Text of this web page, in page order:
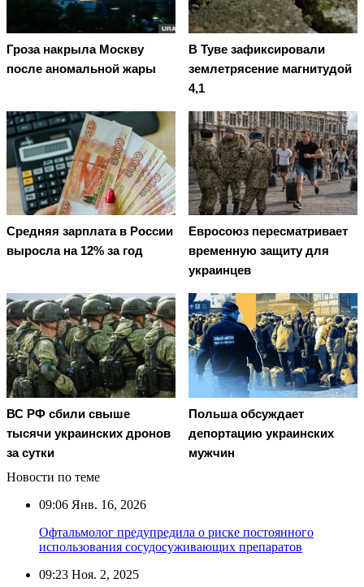
Гроза накрыла Москву
после аномальной жары
В Туве зафиксировали
землетрясение магнитудой
4,1
Средняя зарплата в России
выросла на 12% за год
Евросоюз пересматривает
временную защиту для
украинцев
ВС РФ сбили свыше
тысячи украинских дронов
за сутки
Польша обсуждает
депортацию украинских
мужчин
Новости по теме
09:06 Янв. 16, 2026
Офтальмолог предупредила о риске постоянного
использования сосудосуживающих препаратов
09:23 Ноя. 2, 2025